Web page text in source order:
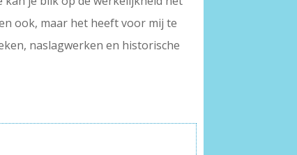
ook, maar het heeft voor mij te
naslagwerken en historische